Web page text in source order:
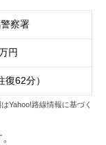
察署
円
復62分）
Yahoo!路線情報に基づく